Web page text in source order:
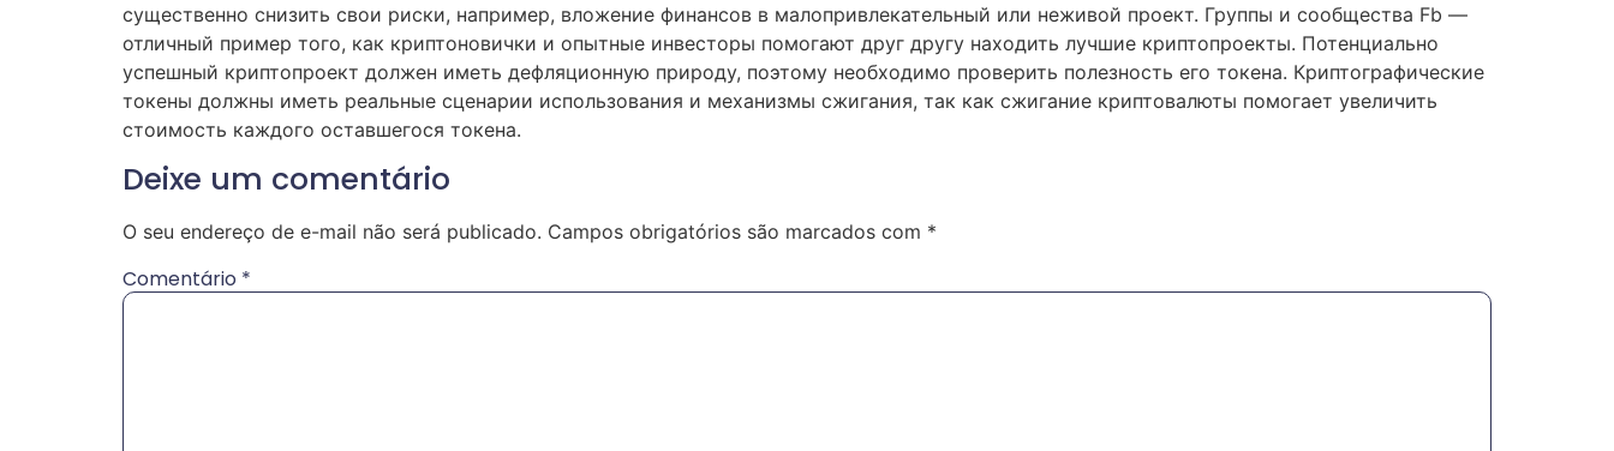
существенно снизить свои риски, например, вложение финансов в малопривлекательный или неживой проект. Группы и сообщества Fb —
отличный пример того, как криптоновички и опытные инвесторы помогают друг другу находить лучшие криптопроекты. Потенциально
успешный криптопроект должен иметь дефляционную природу, поэтому необходимо проверить полезность его токена. Криптографические
токены должны иметь реальные сценарии использования и механизмы сжигания, так как сжигание криптовалюты помогает увеличить
стоимость каждого оставшегося токена.
Deixe um comentário
O seu endereço de e-mail não será publicado. Campos obrigatórios são marcados com *
Comentário *